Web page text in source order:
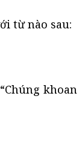
từ nào sau:
khoan